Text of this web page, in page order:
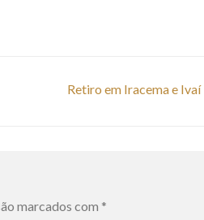
Retiro em Iracema e Ivaí
marcados com *